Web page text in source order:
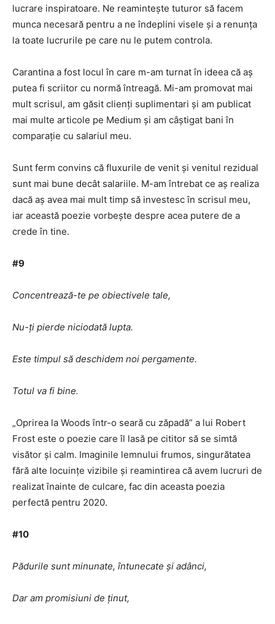
lucrare inspiratoare. Ne reamintește tuturor să facem
munca necesară pentru a ne îndeplini visele și a renunța
la toate lucrurile pe care nu le putem controla.
Carantina a fost locul în care m-am turnat în ideea că aș
putea fi scriitor cu normă întreagă. Mi-am promovat mai
mult scrisul, am găsit clienți suplimentari și am publicat
mai multe articole pe Medium și am câștigat bani în
comparație cu salariul meu.
Sunt ferm convins că fluxurile de venit și venitul rezidual
sunt mai bune decât salariile. M-am întrebat ce aș realiza
dacă aș avea mai mult timp să investesc în scrisul meu,
iar această poezie vorbește despre acea putere de a
crede în tine.
#9
Concentrează-te pe obiectivele tale,
Nu-ți pierde niciodată lupta.
Este timpul să deschidem noi pergamente.
Totul va fi bine.
„Oprirea la Woods într-o seară cu zăpadă” a lui Robert
Frost este o poezie care îl lasă pe cititor să se simtă
visător și calm. Imaginile lemnului frumos, singurătatea
fără alte locuințe vizibile și reamintirea că avem lucruri de
realizat înainte de culcare, fac din aceasta poezia
perfectă pentru 2020.
#10
Pădurile sunt minunate, întunecate și adânci,
Dar am promisiuni de ținut,